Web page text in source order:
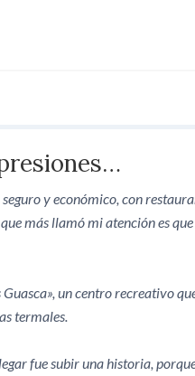
y económico, con
más llamó mi atención es
un centro recreativo
termales.
fue subir una historia,